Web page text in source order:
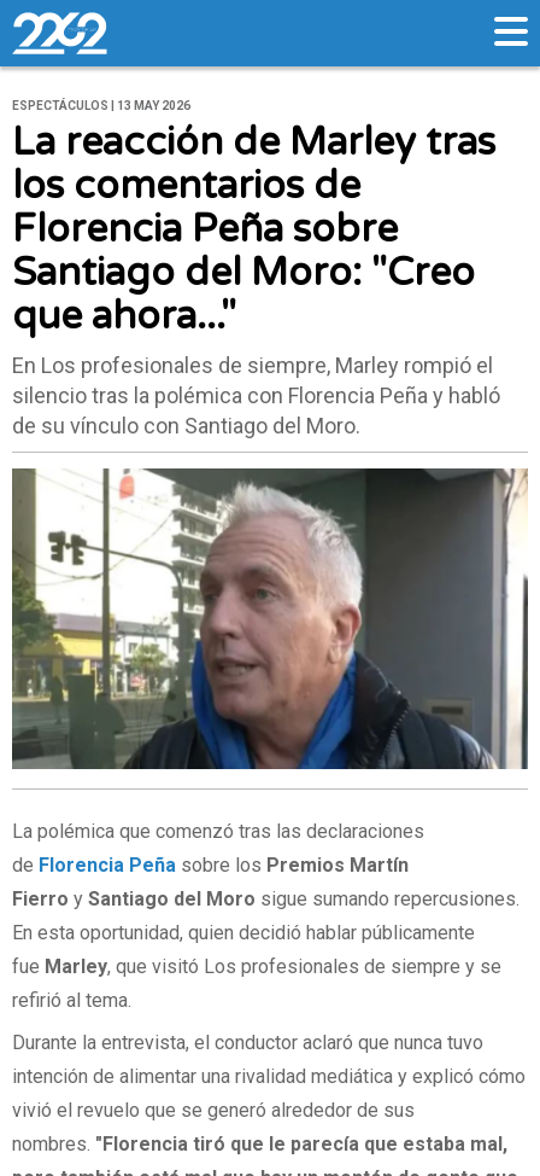
ESPECTÁCULOS | 13 MAY 2026
La reacción de Marley tras
los comentarios de
Florencia Peña sobre
Santiago del Moro: "Creo
que ahora..."
En Los profesionales de siempre, Marley rompió el
silencio tras la polémica con Florencia Peña y habló
de su vínculo con Santiago del Moro.
La polémica que comenzó tras las declaraciones
de Florencia Peña sobre los Premios Martín
Fierro y Santiago del Moro sigue sumando repercusiones.
En esta oportunidad, quien decidió hablar públicamente
fue Marley, que visitó Los profesionales de siempre y se
refirió al tema.
Durante la entrevista, el conductor aclaró que nunca tuvo
intención de alimentar una rivalidad mediática y explicó cómo
vivió el revuelo que se generó alrededor de sus
nombres. "Florencia tiró que le parecía que estaba mal,